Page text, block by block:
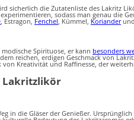
sicherlich die Zutatenliste des Lakritz
sodass man genau die
, Estragon, Fenchel, Kümmel, Korianderund
Spirituose, er kann besonders
reichen, erdigen Geschmack von
Kreativität und Raffinesse, der
Lakritzlikör
in die Gläser der Genießer.